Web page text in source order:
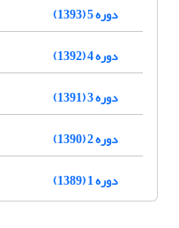
دوره 5 (1393)
دوره 4 (1392)
دوره 3 (1391)
دوره 2 (1390)
دوره 1 (1389)